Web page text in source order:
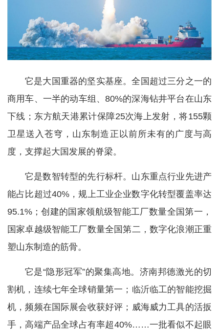
它是大国重器的坚实基座。全国超过三分之一的
商用车、一半的动车组、80%的深海钻井平台在山东
下线；东方航天港累计保障25次海上发射，将155颗
卫星送入苍穹，山东制造正以前所未有的广度与高
度，支撑起大国发展的脊梁。
它是数智转型的先行标杆。山东重点行业先进产
能占比超过40%，规上工业企业数字化转型覆盖率达
95.1%；创建的国家领航级智能工厂数量全国第一，
国家卓越级智能工厂数量全国第二，数字化浪潮正重
塑山东制造的筋骨。
它是“隐形冠军”的聚集高地。济南邦德激光的切
割机，连续七年全球销量第一；临沂临工的智能挖掘
机，频频在国际展会收获好评；威海威力工具的活扳
手，高端产品全球占有率超40%……一批看似不起眼